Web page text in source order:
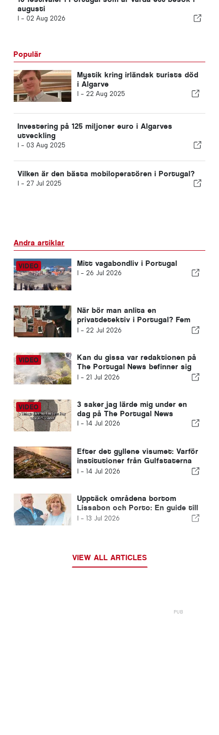
augusti
I - 02 Aug 2026
Populär
Mystik kring irländsk turists död
i Algarve
I - 22 Aug 2025
Investering på 125 miljoner euro i Algarves
utveckling
I - 03 Aug 2025
Vilken är den bästa mobiloperatören i Portugal?
I - 27 Jul 2025
Andra artiklar
Mitt vagabondliv i Portugal
I - 26 Jul 2026
När bör man anlita en
privatdetektiv i Portugal? Fem
situationer där tillförlitlig
I - 22 Jul 2026
Kan du gissa var redaktionen på
The Portugal News befinner sig
idag?
I - 21 Jul 2026
3 saker jag lärde mig under en
dag på The Portugal News
I - 14 Jul 2026
Efter det gyllene visumet: Varför
institutioner från Gulfstaterna
fortfarande investerar i Portugal
I - 14 Jul 2026
Upptäck områdena bortom
Lissabon och Porto: En guide till
norra Portugal och Silverkusten
I - 13 Jul 2026
VIEW ALL ARTICLES